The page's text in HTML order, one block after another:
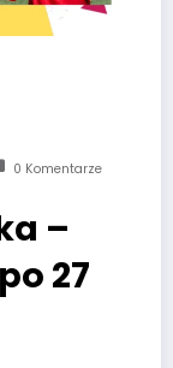
0 Komentarze
–
27